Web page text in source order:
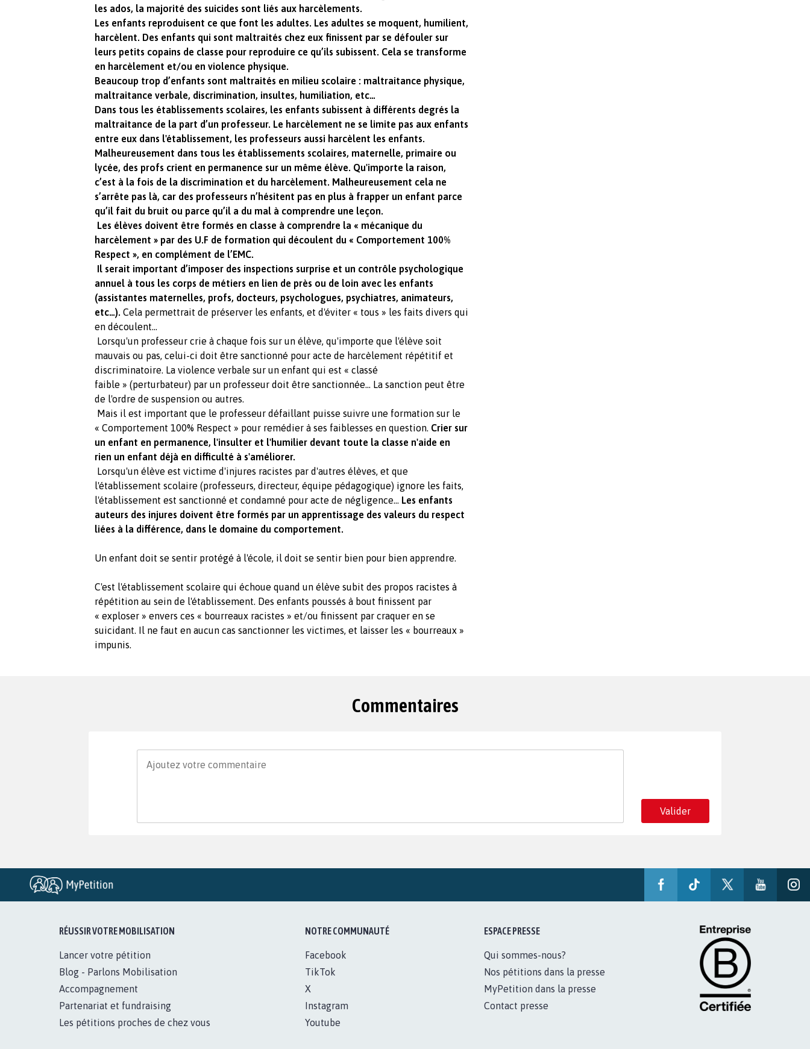
les ados, la majorité des suicides sont liés aux harcèlements.
Les enfants reproduisent ce que font les adultes. Les adultes se moquent, humilient,
harcèlent. Des enfants qui sont maltraités chez eux finissent par se défouler sur
leurs petits copains de classe pour reproduire ce qu’ils subissent. Cela se transforme
en harcèlement et/ou en violence physique.
Beaucoup trop d’enfants sont maltraités en milieu scolaire : maltraitance physique,
maltraitance verbale, discrimination, insultes, humiliation, etc…
Dans tous les établissements scolaires, les enfants subissent à différents degrés la
maltraitance de la part d’un professeur. Le harcèlement ne se limite pas aux enfants
entre eux dans l'établissement, les professeurs aussi harcèlent les enfants.
Malheureusement dans tous les établissements scolaires, maternelle, primaire ou
lycée, des profs crient en permanence sur un même élève. Qu'importe la raison,
c’est à la fois de la discrimination et du harcèlement. Malheureusement cela ne
s’arrête pas là, car des professeurs n’hésitent pas en plus à frapper un enfant parce
qu’il fait du bruit ou parce qu’il a du mal à comprendre une leçon.
Les élèves doivent être formés en classe à comprendre la « mécanique du
harcèlement » par des U.F de formation qui découlent du « Comportement 100%
Respect », en complément de l’EMC.
Il serait important d’imposer des inspections surprise et un contrôle psychologique
annuel à tous les corps de métiers en lien de près ou de loin avec les enfants
(assistantes maternelles, profs, docteurs, psychologues, psychiatres, animateurs,
etc…). Cela permettrait de préserver les enfants, et d'éviter « tous » les faits divers qui
en découlent...
Lorsqu'un professeur crie à chaque fois sur un élève, qu'importe que l'élève soit
mauvais ou pas, celui-ci doit être sanctionné pour acte de harcèlement répétitif et
discriminatoire. La violence verbale sur un enfant qui est « classé
faible » (perturbateur) par un professeur doit être sanctionnée... La sanction peut être
de l'ordre de suspension ou autres.
Mais il est important que le professeur défaillant puisse suivre une formation sur le
« Comportement 100% Respect » pour remédier à ses faiblesses en question. Crier sur
un enfant en permanence, l'insulter et l'humilier devant toute la classe n'aide en
rien un enfant déjà en difficulté à s'améliorer.
Lorsqu'un élève est victime d'injures racistes par d'autres élèves, et que
l'établissement scolaire (professeurs, directeur, équipe pédagogique) ignore les faits,
l'établissement est sanctionné et condamné pour acte de négligence... Les enfants
auteurs des injures doivent être formés par un apprentissage des valeurs du respect
liées à la différence, dans le domaine du comportement.
Un enfant doit se sentir protégé à l'école, il doit se sentir bien pour bien apprendre.
C'est l'établissement scolaire qui échoue quand un élève subit des propos racistes à
répétition au sein de l'établissement. Des enfants poussés à bout finissent par
« exploser » envers ces « bourreaux racistes » et/ou finissent par craquer en se
suicidant. Il ne faut en aucun cas sanctionner les victimes, et laisser les « bourreaux »
impunis.
Commentaires
Valider
RÉUSSIR VOTRE MOBILISATION
Lancer votre pétition
Blog - Parlons Mobilisation
Accompagnement
Partenariat et fundraising
Les pétitions proches de chez vous
NOTRE COMMUNAUTÉ
Facebook
TikTok
X
Instagram
Youtube
ESPACE PRESSE
Qui sommes-nous?
Nos pétitions dans la presse
MyPetition dans la presse
Contact presse